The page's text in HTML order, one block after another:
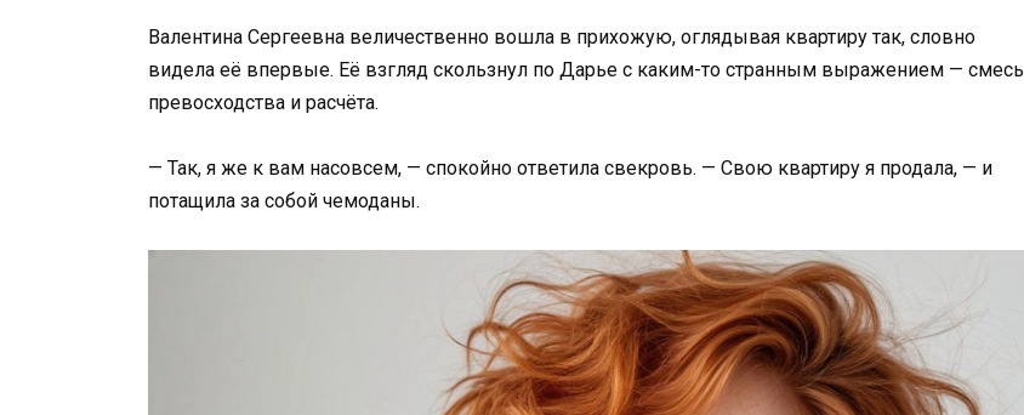
Валентина Сергеевна величественно вошла в прихожую, оглядывая квартиру так, словно
видела её впервые. Её взгляд скользнул по Дарье с каким-то странным выражением — смесь
превосходства и расчёта.
— Так, я же к вам насовсем, — спокойно ответила свекровь. — Свою квартиру я продала, — и
потащила за собой чемоданы.